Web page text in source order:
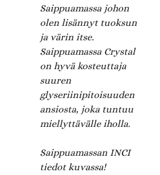
Saippuamassa johon
olen lisännyt tuoksun
ja värin itse.
Saippuamassa Crystal
on hyvä kosteuttaja
suuren
glyseriinipitoisuuden
ansiosta, joka tuntuu
miellyttävälle iholla.
Saippuamassan INCI
tiedot kuvassa!